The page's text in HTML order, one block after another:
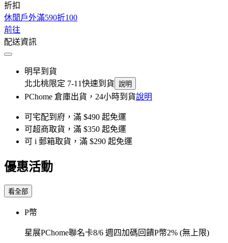
折扣
休閒戶外滿590折100
前往
配送資訊
明早到貨
北北桃限定 7-11快速到貨 說明
PChome 倉庫出貨，24小時到貨說明
可宅配到府，滿 $490 起免運
可超商取貨，滿 $350 起免運
可 i 郵箱取貨，滿 $290 起免運
優惠活動
看全部
P幣
星展PChome聯名卡8/6 週四加碼回饋P幣2% (無上限)